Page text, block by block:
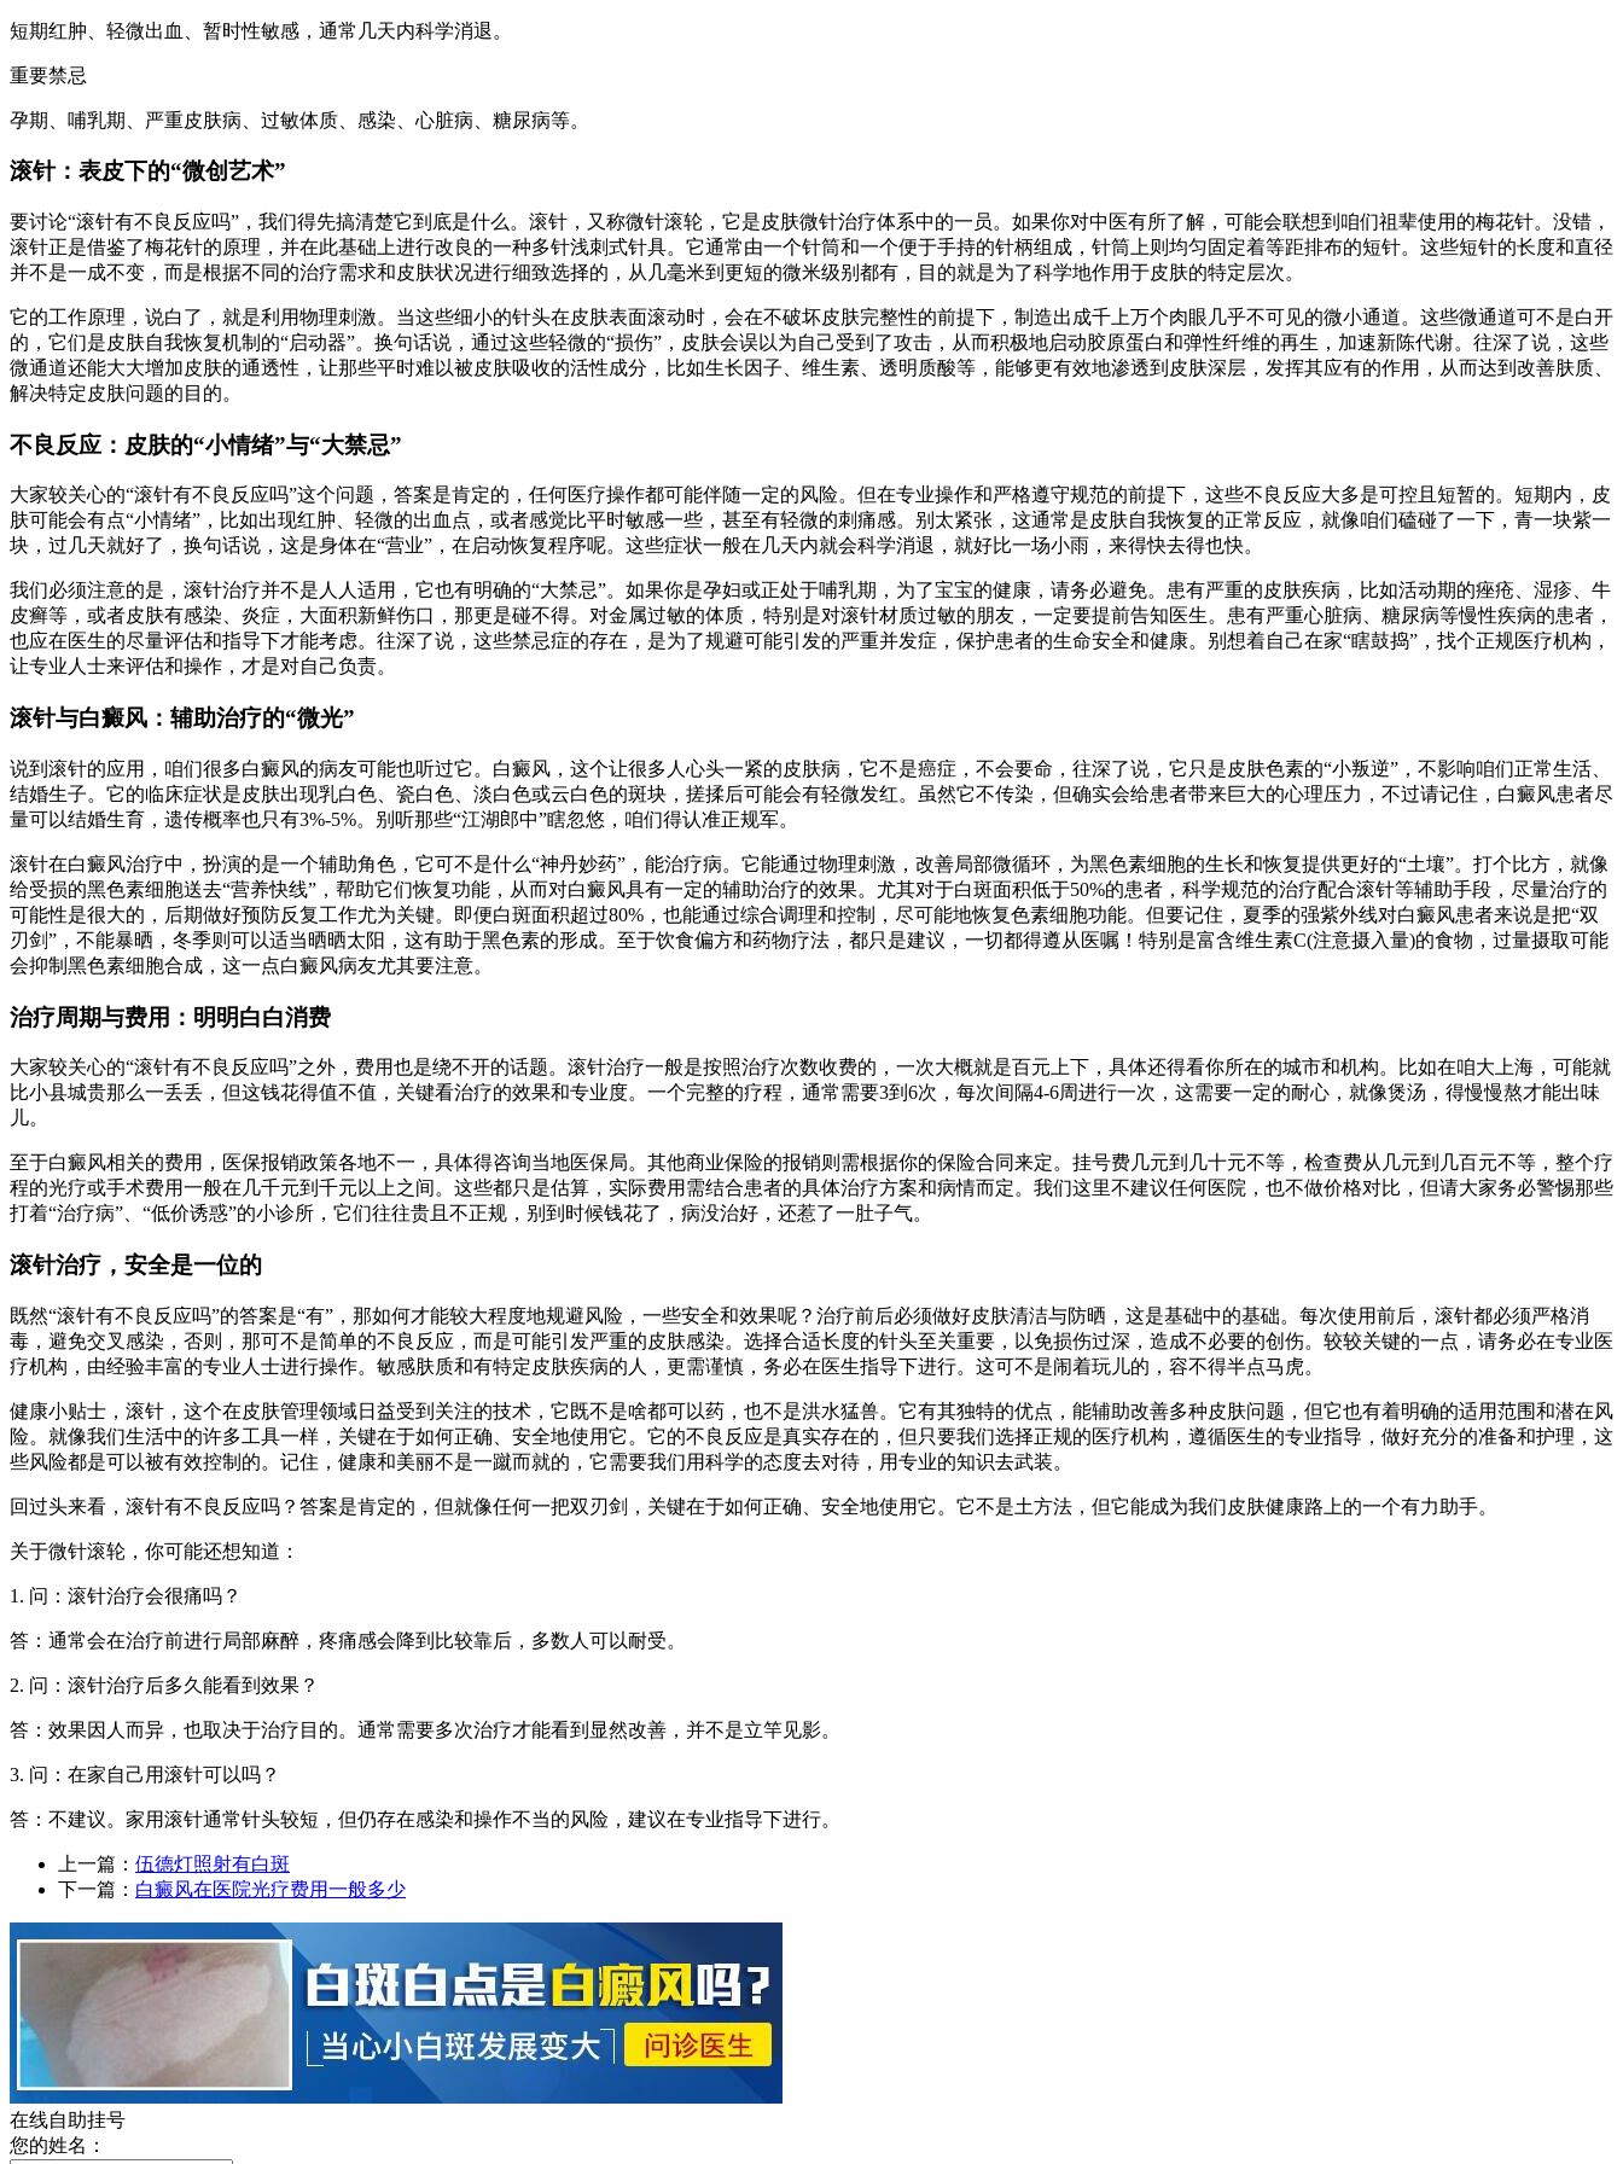
短期红肿、轻微出血、暂时性敏感，通常几天内科学消退。
重要禁忌
孕期、哺乳期、严重皮肤病、过敏体质、感染、心脏病、糖尿病等。
滚针：表皮下的“微创艺术”
要讨论“滚针有不良反应吗”，我们得先搞清楚它到底是什么。滚针，又称微针滚轮，它是皮肤微针治疗体系中的一员。如果你对中医有所了解，可能会联想到咱们祖辈使用的梅花针。没错，
滚针正是借鉴了梅花针的原理，并在此基础上进行改良的一种多针浅刺式针具。它通常由一个针筒和一个便于手持的针柄组成，针筒上则均匀固定着等距排布的短针。这些短针的长度和直径
并不是一成不变，而是根据不同的治疗需求和皮肤状况进行细致选择的，从几毫米到更短的微米级别都有，目的就是为了科学地作用于皮肤的特定层次。
它的工作原理，说白了，就是利用物理刺激。当这些细小的针头在皮肤表面滚动时，会在不破坏皮肤完整性的前提下，制造出成千上万个肉眼几乎不可见的微小通道。这些微通道可不是白开
的，它们是皮肤自我恢复机制的“启动器”。换句话说，通过这些轻微的“损伤”，皮肤会误以为自己受到了攻击，从而积极地启动胶原蛋白和弹性纤维的再生，加速新陈代谢。往深了说，这些
微通道还能大大增加皮肤的通透性，让那些平时难以被皮肤吸收的活性成分，比如生长因子、维生素、透明质酸等，能够更有效地渗透到皮肤深层，发挥其应有的作用，从而达到改善肤质、
解决特定皮肤问题的目的。
不良反应：皮肤的“小情绪”与“大禁忌”
大家较关心的“滚针有不良反应吗”这个问题，答案是肯定的，任何医疗操作都可能伴随一定的风险。但在专业操作和严格遵守规范的前提下，这些不良反应大多是可控且短暂的。短期内，皮
肤可能会有点“小情绪”，比如出现红肿、轻微的出血点，或者感觉比平时敏感一些，甚至有轻微的刺痛感。别太紧张，这通常是皮肤自我恢复的正常反应，就像咱们磕碰了一下，青一块紫一
块，过几天就好了，换句话说，这是身体在“营业”，在启动恢复程序呢。这些症状一般在几天内就会科学消退，就好比一场小雨，来得快去得也快。
我们必须注意的是，滚针治疗并不是人人适用，它也有明确的“大禁忌”。如果你是孕妇或正处于哺乳期，为了宝宝的健康，请务必避免。患有严重的皮肤疾病，比如活动期的痤疮、湿疹、牛
皮癣等，或者皮肤有感染、炎症，大面积新鲜伤口，那更是碰不得。对金属过敏的体质，特别是对滚针材质过敏的朋友，一定要提前告知医生。患有严重心脏病、糖尿病等慢性疾病的患者，
也应在医生的尽量评估和指导下才能考虑。往深了说，这些禁忌症的存在，是为了规避可能引发的严重并发症，保护患者的生命安全和健康。别想着自己在家“瞎鼓捣”，找个正规医疗机构，
让专业人士来评估和操作，才是对自己负责。
滚针与白癜风：辅助治疗的“微光”
说到滚针的应用，咱们很多白癜风的病友可能也听过它。白癜风，这个让很多人心头一紧的皮肤病，它不是癌症，不会要命，往深了说，它只是皮肤色素的“小叛逆”，不影响咱们正常生活、
结婚生子。它的临床症状是皮肤出现乳白色、瓷白色、淡白色或云白色的斑块，搓揉后可能会有轻微发红。虽然它不传染，但确实会给患者带来巨大的心理压力，不过请记住，白癜风患者尽
量可以结婚生育，遗传概率也只有3%-5%。别听那些“江湖郎中”瞎忽悠，咱们得认准正规军。
滚针在白癜风治疗中，扮演的是一个辅助角色，它可不是什么“神丹妙药”，能治疗病。它能通过物理刺激，改善局部微循环，为黑色素细胞的生长和恢复提供更好的“土壤”。打个比方，就像
给受损的黑色素细胞送去“营养快线”，帮助它们恢复功能，从而对白癜风具有一定的辅助治疗的效果。尤其对于白斑面积低于50%的患者，科学规范的治疗配合滚针等辅助手段，尽量治疗的
可能性是很大的，后期做好预防反复工作尤为关键。即便白斑面积超过80%，也能通过综合调理和控制，尽可能地恢复色素细胞功能。但要记住，夏季的强紫外线对白癜风患者来说是把“双
刃剑”，不能暴晒，冬季则可以适当晒晒太阳，这有助于黑色素的形成。至于饮食偏方和药物疗法，都只是建议，一切都得遵从医嘱！特别是富含维生素C(注意摄入量)的食物，过量摄取可能
会抑制黑色素细胞合成，这一点白癜风病友尤其要注意。
治疗周期与费用：明明白白消费
大家较关心的“滚针有不良反应吗”之外，费用也是绕不开的话题。滚针治疗一般是按照治疗次数收费的，一次大概就是百元上下，具体还得看你所在的城市和机构。比如在咱大上海，可能就
比小县城贵那么一丢丢，但这钱花得值不值，关键看治疗的效果和专业度。一个完整的疗程，通常需要3到6次，每次间隔4-6周进行一次，这需要一定的耐心，就像煲汤，得慢慢熬才能出味
儿。
至于白癜风相关的费用，医保报销政策各地不一，具体得咨询当地医保局。其他商业保险的报销则需根据你的保险合同来定。挂号费几元到几十元不等，检查费从几元到几百元不等，整个疗
程的光疗或手术费用一般在几千元到千元以上之间。这些都只是估算，实际费用需结合患者的具体治疗方案和病情而定。我们这里不建议任何医院，也不做价格对比，但请大家务必警惕那些
打着“治疗病”、“低价诱惑”的小诊所，它们往往贵且不正规，别到时候钱花了，病没治好，还惹了一肚子气。
滚针治疗，安全是一位的
既然“滚针有不良反应吗”的答案是“有”，那如何才能较大程度地规避风险，一些安全和效果呢？治疗前后必须做好皮肤清洁与防晒，这是基础中的基础。每次使用前后，滚针都必须严格消
毒，避免交叉感染，否则，那可不是简单的不良反应，而是可能引发严重的皮肤感染。选择合适长度的针头至关重要，以免损伤过深，造成不必要的创伤。较较关键的一点，请务必在专业医
疗机构，由经验丰富的专业人士进行操作。敏感肤质和有特定皮肤疾病的人，更需谨慎，务必在医生指导下进行。这可不是闹着玩儿的，容不得半点马虎。
健康小贴士，滚针，这个在皮肤管理领域日益受到关注的技术，它既不是啥都可以药，也不是洪水猛兽。它有其独特的优点，能辅助改善多种皮肤问题，但它也有着明确的适用范围和潜在风
险。就像我们生活中的许多工具一样，关键在于如何正确、安全地使用它。它的不良反应是真实存在的，但只要我们选择正规的医疗机构，遵循医生的专业指导，做好充分的准备和护理，这
些风险都是可以被有效控制的。记住，健康和美丽不是一蹴而就的，它需要我们用科学的态度去对待，用专业的知识去武装。
回过头来看，滚针有不良反应吗？答案是肯定的，但就像任何一把双刃剑，关键在于如何正确、安全地使用它。它不是土方法，但它能成为我们皮肤健康路上的一个有力助手。
关于微针滚轮，你可能还想知道：
1. 问：滚针治疗会很痛吗？
答：通常会在治疗前进行局部麻醉，疼痛感会降到比较靠后，多数人可以耐受。
2. 问：滚针治疗后多久能看到效果？
答：效果因人而异，也取决于治疗目的。通常需要多次治疗才能看到显然改善，并不是立竿见影。
3. 问：在家自己用滚针可以吗？
答：不建议。家用滚针通常针头较短，但仍存在感染和操作不当的风险，建议在专业指导下进行。
上一篇： 伍德灯照射有白斑
下一篇： 白癜风在医院光疗费用一般多少
在线自助挂号
您的姓名：